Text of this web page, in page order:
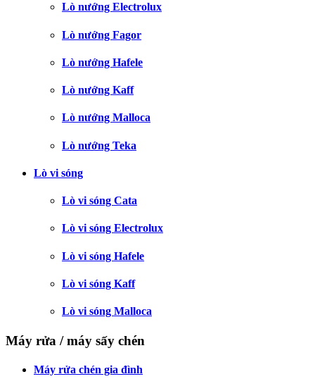
Lò nướng Electrolux
Lò nướng Fagor
Lò nướng Hafele
Lò nướng Kaff
Lò nướng Malloca
Lò nướng Teka
Lò vi sóng
Lò vi sóng Cata
Lò vi sóng Electrolux
Lò vi sóng Hafele
Lò vi sóng Kaff
Lò vi sóng Malloca
Máy rửa / máy sấy chén
Máy rửa chén gia đình